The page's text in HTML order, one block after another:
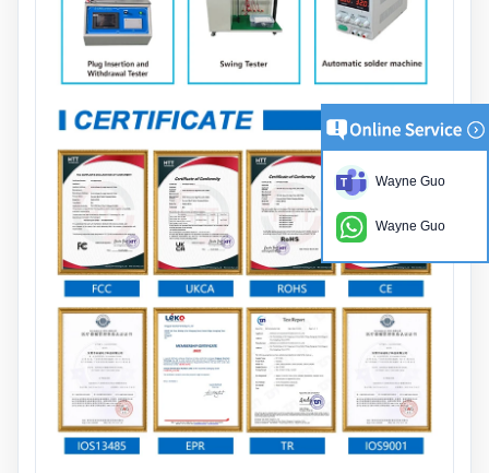
Wayne Guo
Wayne Guo